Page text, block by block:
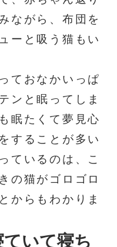
ながら、布団を
ーと吸う猫もい
ておなかいっぱ
ンと眠ってしま
眠たくて夢見心
することが多い
ているのは、こ
の猫がゴロゴロ
からもわかりま
ていて寝ち